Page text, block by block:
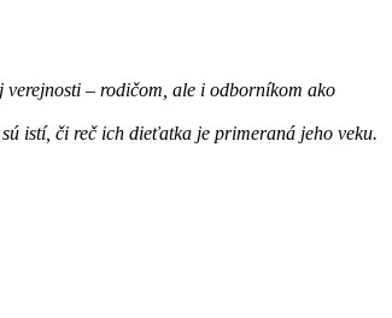
– rodičom, ale i odborníkom ako
istí, či reč ich dieťatka je primeraná jeho veku.